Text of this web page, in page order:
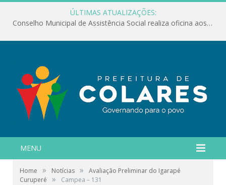
ÚLTIMAS ATUALIZAÇÕES:
Conselho Municipal de Assistência Social realiza oficina aos servidores
MENU
Home » Notícias »
Avaliação Preliminar do Igarapé
Curuperé
» Campea – 131